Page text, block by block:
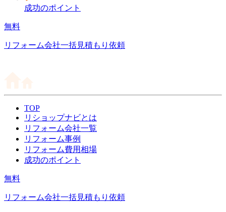
成功のポイント
無料
リフォーム会社一括見積もり依頼
TOP
リショップナビとは
リフォーム会社一覧
リフォーム事例
リフォーム費用相場
成功のポイント
無料
リフォーム会社一括見積もり依頼